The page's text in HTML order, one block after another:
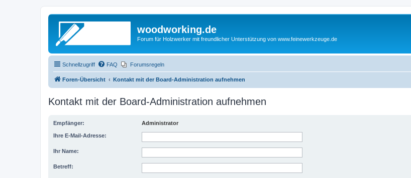
woodworking.de
Forum für Holzwerker mit freundlicher Unterstützung von www.feinewerkzeuge.de
Schnellzugriff FAQ Forumsregeln
Foren-Übersicht Kontakt mit der Board-Administration aufnehmen
Kontakt mit der Board-Administration aufnehmen
Empfänger: Administrator
Ihre E-Mail-Adresse:
Ihr Name:
Betreff: